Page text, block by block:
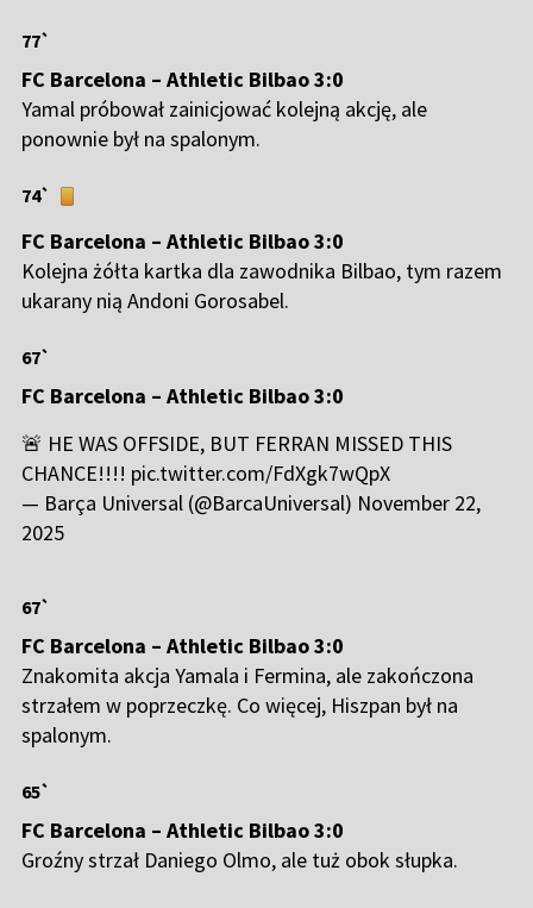
77`
FC Barcelona – Athletic Bilbao 3:0
Yamal próbował zainicjować kolejną akcję, ale
ponownie był na spalonym.
74`
FC Barcelona – Athletic Bilbao 3:0
Kolejna żółta kartka dla zawodnika Bilbao, tym razem
ukarany nią Andoni Gorosabel.
67`
FC Barcelona – Athletic Bilbao 3:0
🚨 HE WAS OFFSIDE, BUT FERRAN MISSED THIS
CHANCE!!!! pic.twitter.com/FdXgk7wQpX
— Barça Universal (@BarcaUniversal) November 22,
2025
67`
FC Barcelona – Athletic Bilbao 3:0
Znakomita akcja Yamala i Fermina, ale zakończona
strzałem w poprzeczkę. Co więcej, Hiszpan był na
spalonym.
65`
FC Barcelona – Athletic Bilbao 3:0
Groźny strzał Daniego Olmo, ale tuż obok słupka.